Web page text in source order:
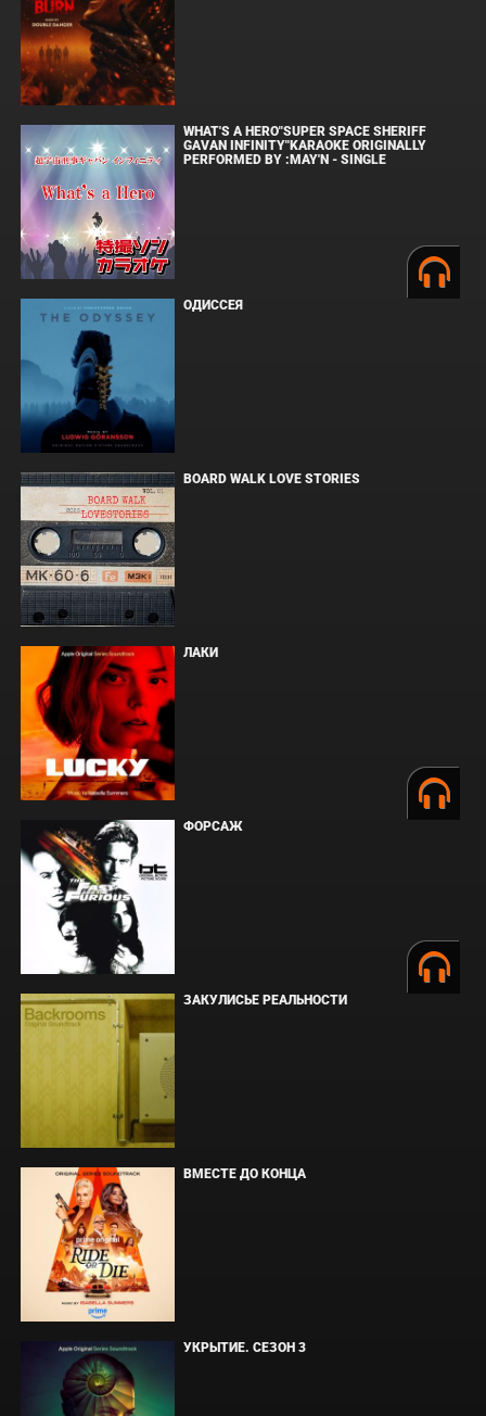
WHAT'S A HERO"SUPER SPACE SHERIFF
GAVAN INFINITY"KARAOKE ORIGINALLY
PERFORMED BY :MAY'N - SINGLE
ОДИССЕЯ
BOARD WALK LOVE STORIES
ЛАКИ
ФОРСАЖ
ЗАКУЛИСЬЕ РЕАЛЬНОСТИ
ВМЕСТЕ ДО КОНЦА
УКРЫТИЕ. СЕЗОН 3